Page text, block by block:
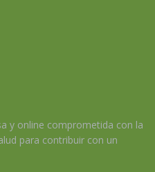
y online comprometida con la
para contribuir con un